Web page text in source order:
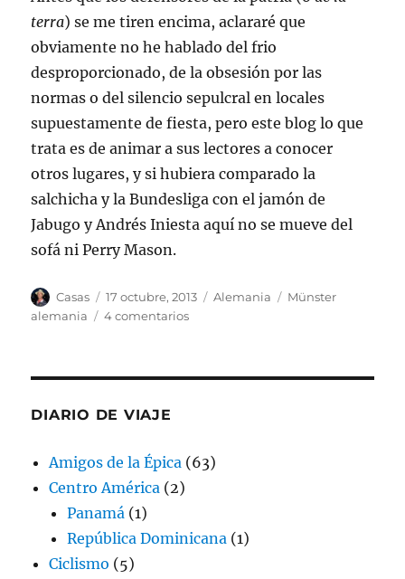
terra) se me tiren encima, aclararé que
obviamente no he hablado del frio
desproporcionado, de la obsesión por las
normas o del silencio sepulcral en locales
supuestamente de fiesta, pero este blog lo que
trata es de animar a sus lectores a conocer
otros lugares, y si hubiera comparado la
salchicha y la Bundesliga con el jamón de
Jabugo y Andrés Iniesta aquí no se mueve del
sofá ni Perry Mason.
Autor
Casas
Publicado
el
17 octubre, 2013 Categorías
Alemania Etiquetas
Münster
alemania
4 comentariosen
DIARIO DE VIAJE
Amigos de la Épica (63)
Centro América (2)
Panamá (1)
República Dominicana (1)
Ciclismo (5)